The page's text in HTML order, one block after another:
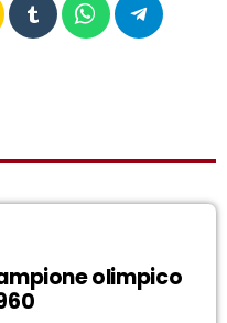
olimpico